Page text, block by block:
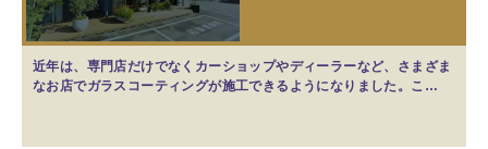
近年は、専門店だけでなくカーショップやディーラーなど、さまざま
なお店でガラスコーティングが施工できるようになりました。こ…